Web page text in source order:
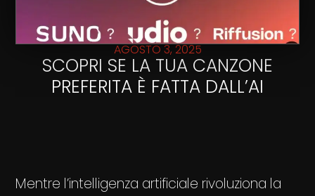
AGOSTO 3, 2025
SCOPRI SE LA TUA CANZONE
PREFERITA È FATTA DALL’AI
Mentre l’intelligenza artificiale rivoluziona la